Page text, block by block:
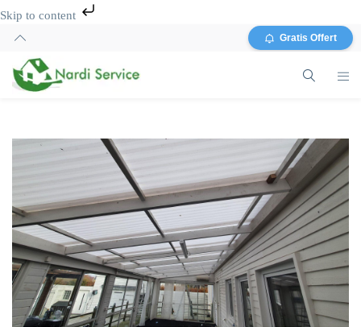
Skip to content
Gratis Offert